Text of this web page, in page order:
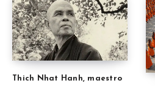
Thich Nhat Hanh, maestro